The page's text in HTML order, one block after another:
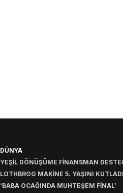
DÜNYA
YEŞİL DÖNÜŞÜME FİNANSMAN
LOTHBROG MAKİNE 5. YAŞINI KUTLADI
‘BABA OCAĞINDA MUHTEŞEM FİNAL’